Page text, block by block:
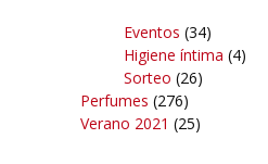
Eventos (34)
Higiene íntima (4)
Sorteo (26)
Perfumes (276)
Verano 2021 (25)